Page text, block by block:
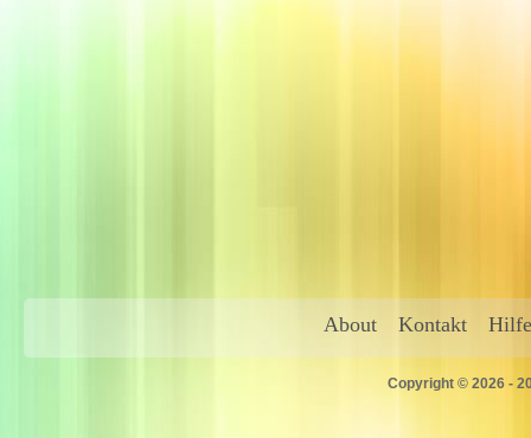
About Kontakt Hilfe
Copyright © 2026 -